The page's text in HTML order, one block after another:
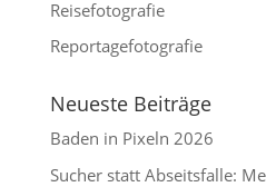
Reisefotografie
Reportagefotografie
Neueste Beiträge
Baden in Pixeln 2026
Sucher statt Abseitsfalle: